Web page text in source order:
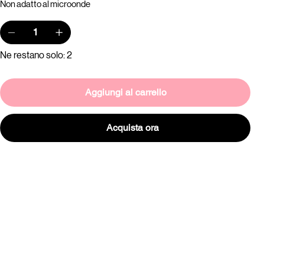
Non adatto al microonde
Ne restano solo: 2
Aggiungi al carrello
Acquista ora